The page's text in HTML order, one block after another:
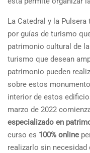
La Catedral y la
por guías de turismo
patrimonio cultural de
turismo que desean
patrimonio pueden
sobre estos
interior de estos
marzo de 2022
especializado en
curso es 100% online
realizarlo sin necesidad